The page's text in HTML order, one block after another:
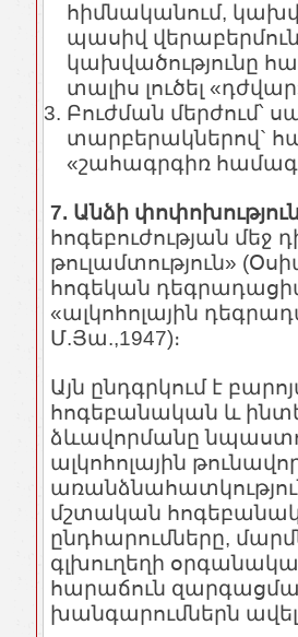
հիմնականում,
պասիվ
կախվածությունը
տալիս լուծել
Բուժման մերժում՝
տարբերակներով`
«շահագրգիռ
7. Անձի
հոգեբուժության մեջ
թուլամտություն»
հոգեկան
«ալկոհոլային
Մ.Յա.,1947)։
Այն ընդգրկում է
հոգեբանական և
ձևավորմանը
ալկոհոլային
մշտական
ընդհարումները,
գլխուղեղի
հարաճուն
խանգարումներն